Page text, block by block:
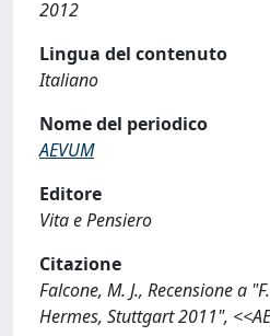
2012
Lingua del contenuto
Italiano
Nome del periodico
AEVUM
Editore
Vita e Pensiero
Citazione
Falcone, M. J., Recensione a
Hermes, Stuttgart 2011",